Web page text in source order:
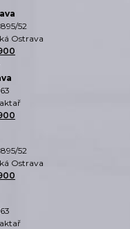
52
Ostrava
52
Ostrava